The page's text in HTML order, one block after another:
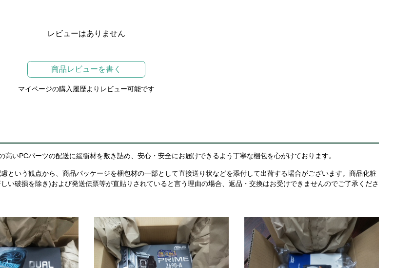
レビューはありません
商品レビューを書く
マイページの購入履歴よりレビュー可能です
いPCパーツの配送に緩衝材を敷き詰め、安心・安全にお届けできるよう丁寧な梱包を心がけております。
という観点から、商品パッケージを梱包材の一部として直接送り状などを添付して出荷する場合がございます。商品化粧
い破損を除き)および発送伝票等が直貼りされていると言う理由の場合、返品・交換はお受けできませんのでご了承くださ